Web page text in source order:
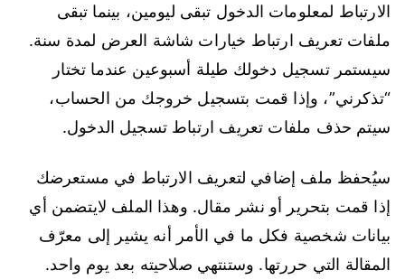
الارتباط لمعلومات الدخول تبقى ليومين، بينما تبقى
ملفات تعريف ارتباط خيارات شاشة العرض لمدة سنة.
سيستمر تسجيل دخولك طيلة أسبوعين عندما تختار
“تذكرني”، وإذا قمت بتسجيل خروجك من الحساب،
سيتم حذف ملفات تعريف ارتباط تسجيل الدخول.
سيُحفظ ملف إضافي لتعريف الارتباط في مستعرضك
إذا قمت بتحرير أو نشر مقال. وهذا الملف لايتضمن أي
بيانات شخصية فكل ما في الأمر أنه يشير إلى معرّف
المقالة التي حررتها. وستنتهي صلاحيته بعد يوم واحد.